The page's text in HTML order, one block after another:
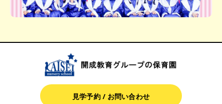
見学予約 / お問い合わせ